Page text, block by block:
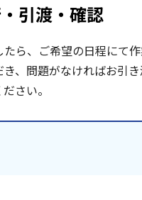
引渡・確認
ら、ご希望の日程にて
、問題がなければお引
さい。